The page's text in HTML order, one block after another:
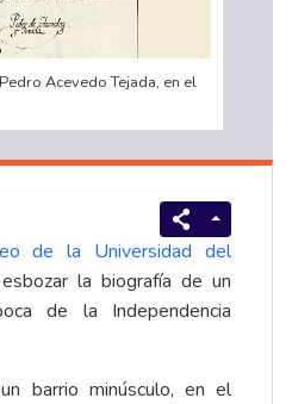
Acevedo Tejada, en el
de la Universidad del
la biografía de un
de la Independencia
barrio minúsculo, en el